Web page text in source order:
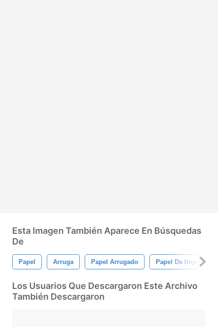
Esta Imagen También Aparece En Búsquedas
De
Papel Arruga Papel Arrugado Papel De Imprimir
Los Usuarios Que Descargaron Este Archivo
También Descargaron